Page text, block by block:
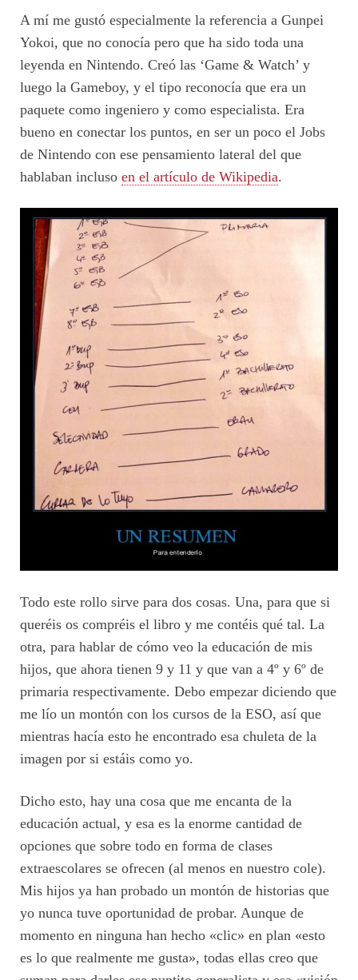
A mí me gustó especialmente la referencia a Gunpei
Yokoi, que no conocía pero que ha sido toda una
leyenda en Nintendo. Creó las ‘Game & Watch’ y
luego la Gameboy, y el tipo reconocía que era un
paquete como ingeniero y como especialista. Era
bueno en conectar los puntos, en ser un poco el Jobs
de Nintendo con ese pensamiento lateral del que
hablaban incluso en el artículo de Wikipedia.
Todo este rollo sirve para dos cosas. Una, para que si
queréis os compréis el libro y me contéis qué tal. La
otra, para hablar de cómo veo la educación de mis
hijos, que ahora tienen 9 y 11 y que van a 4º y 6º de
primaria respectivamente. Debo empezar diciendo que
me lío un montón con los cursos de la ESO, así que
mientras hacía esto he encontrado esa chuleta de la
imagen por si estáis como yo.
Dicho esto, hay una cosa que me encanta de la
educación actual, y esa es la enorme cantidad de
opciones que sobre todo en forma de clases
extraescolares se ofrecen (al menos en nuestro cole).
Mis hijos ya han probado un montón de historias que
yo nunca tuve oportunidad de probar. Aunque de
momento en ninguna han hecho «clic» en plan «esto
es lo que realmente me gusta», todas ellas creo que